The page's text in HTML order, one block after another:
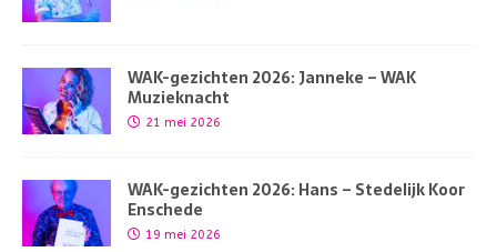
WAK-gezichten 2026: Janneke – WAK
Muzieknacht
21 mei 2026
WAK-gezichten 2026: Hans – Stedelijk Koor
Enschede
19 mei 2026